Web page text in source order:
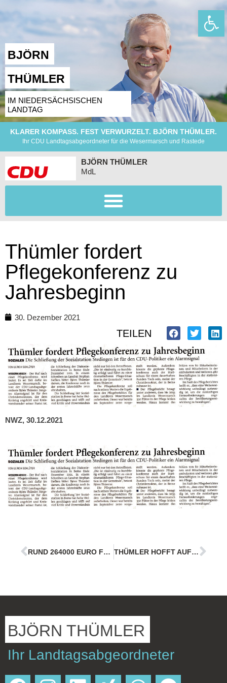
BJÖRN
THÜMLER
IM NIEDERSÄCHSISCHEN
LANDTAG
KLARER KOMPASS. FEST VERWURZELT. BJÖRN THÜMLER.
Ihr CDU Landtagsabgeordneter für die Wesermarsch und Rastede
BJÖRN THÜMLER
MdL
Thümler fordert
Pflegekonferenz zu
Jahresbeginn
30. Dezember 2021
TEILEN
NWZ, 30.12.2021
RUND 264000 EURO FÜRS INNENSTADTKONZEPT THÜMLER HOFFT AUF BALDIGES GRÜNES LICHT
BJÖRN THÜMLER
Ihr Landtagsabgeordneter